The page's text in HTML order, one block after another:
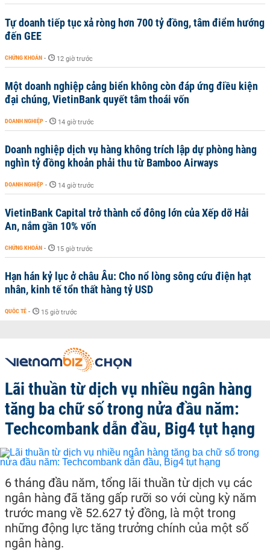
Tự doanh tiếp tục xả ròng hơn 700 tỷ đồng, tâm điểm hướng
đến GEE
CHỨNG KHOÁN - 12 giờ trước
Một doanh nghiệp cảng biển không còn đáp ứng điều kiện
đại chúng, VietinBank quyết tâm thoái vốn
DOANH NGHIỆP - 14 giờ trước
Doanh nghiệp dịch vụ hàng không trích lập dự phòng hàng
nghìn tỷ đồng khoản phải thu từ Bamboo Airways
DOANH NGHIỆP - 14 giờ trước
VietinBank Capital trở thành cổ đông lớn của Xếp dỡ Hải
An, nắm gần 10% vốn
CHỨNG KHOÁN - 15 giờ trước
Hạn hán kỷ lục ở châu Âu: Cho nổ lòng sông cứu điện hạt
nhân, kinh tế tổn thất hàng tỷ USD
QUỐC TẾ - 15 giờ trước
Lãi thuần từ dịch vụ nhiều ngân hàng
tăng ba chữ số trong nửa đầu năm:
Techcombank dẫn đầu, Big4 tụt hạng
6 tháng đầu năm, tổng lãi thuần từ dịch vụ các
ngân hàng đã tăng gấp rưỡi so với cùng kỳ năm
trước mang về 52.627 tỷ đồng, là một trong
những động lực tăng trưởng chính của một số
ngân hàng.